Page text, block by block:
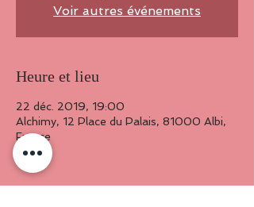
Voir autres événements
Heure et lieu
22 déc. 2019, 19:00
Alchimy, 12 Place du Palais, 81000 Albi,
France